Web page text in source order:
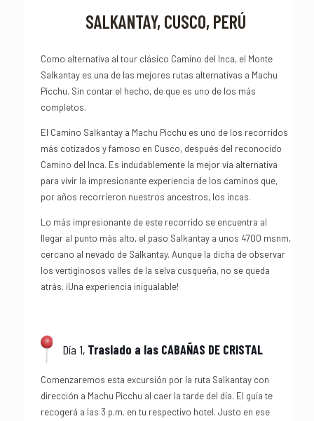
SALKANTAY, CUSCO, PERÚ
Como alternativa al tour clásico Camino del Inca, el Monte
Salkantay es una de las mejores rutas alternativas a Machu
Picchu. Sin contar el hecho, de que es uno de los más
completos.
El Camino Salkantay a Machu Picchu es uno de los recorridos
más cotizados y famoso en Cusco, después del reconocido
Camino del Inca. Es indudablemente la mejor vía alternativa
para vivir la impresionante experiencia de los caminos que,
por años recorrieron nuestros ancestros, los incas.
Lo más impresionante de este recorrido se encuentra al
llegar al punto más alto, el paso Salkantay a unos 4700 msnm,
cercano al nevado de Salkantay. Aunque la dicha de observar
los vertiginosos valles de la selva cusqueña, no se queda
atrás. ¡Una experiencia inigualable!
Día 1, Traslado a las CABAÑAS DE CRISTAL
Comenzaremos esta excursión por la ruta Salkantay con
dirección a Machu Picchu al caer la tarde del día. El guía te
recogerá a las 3 p.m. en tu respectivo hotel. Justo en ese